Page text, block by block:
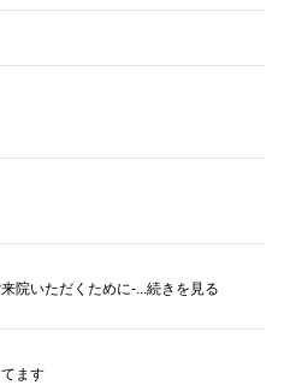
来院いただくために-...続きを見る
ます